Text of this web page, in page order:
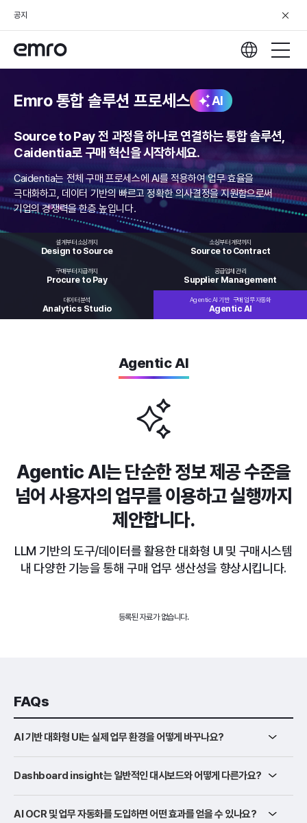
공지
Emro 통합 솔루션 프로세스 AI
Source to Pay 전 과정을 하나로 연결하는 통합 솔루션,
Caidentia로 구매 혁신을 시작하세요.
Caidentia는 전체 구매 프로세스에 AI를 적용하여 업무 효율을
극대화하고, 데이터 기반의 빠르고 정확한 의사결정을 지원함으로써
기업의 경쟁력을 한층 높입니다.
설계부터 소싱까지
Design to Source
소싱부터 계약까지
Source to Contract
구매부터 지급까지
Procure to Pay
공급업체 관리
Supplier Management
데이터 분석
Analytics Studio
Agentic AI 기반 구매 업무 자동화
Agentic AI
Agentic AI
Agentic AI는 단순한 정보 제공 수준을
넘어사용자의 업무를 이용하고 실행까지
제안합니다.
LLM 기반의 도구/데이터를 활용한 대화형 UI 및 구매시스템
내 다양한 기능을 통해 구매 업무 생산성을 향상시킵니다.
등록된 자료가 없습니다.
FAQs
AI 기반 대화형 UI는 실제 업무 환경을 어떻게 바꾸나요?
Dashboard insight는 일반적인 대시보드와 어떻게 다른가요?
AI OCR 및 업무 자동화를 도입하면 어떤 효과를 얻을 수 있나요?